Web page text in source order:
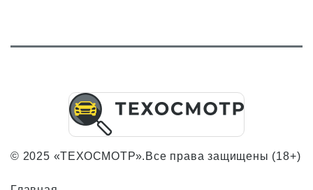
© 2025 «ТЕХОСМОТР».Все права защищены (18+)